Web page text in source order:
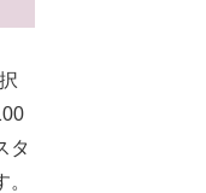
タ